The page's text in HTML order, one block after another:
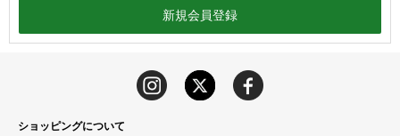
ショッピングについて